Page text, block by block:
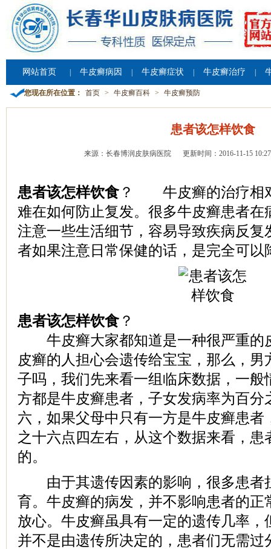
网站首页 牛皮癣病因 牛皮癣症状 牛皮癣治疗
您现在所在位置： 首页 > 牛皮癣百科 > 牛皮癣预防
患者该怎样饮食
来源：长春博润皮肤病医院 更新时间：2016-11-15
患者该怎样饮食 ？ 牛皮癣的治疗相
难在如何防止复发。很多牛皮癣患者在
注意一些生活细节，容易导致疾病反复
者如果注意日常保健的话，是完全可以
患者该怎样饮食 ？
牛皮癣大家都知道是一种很严重的
皮癣的人担心会遗传给宝宝，那么，男
子吗，我们先来看一组临床数据，一般
方都是牛皮癣患者，子女发病率为百分
六，如果父母中只有一方是牛皮癣患者
之十六点四左右，从这个数据来看，患
的。
由于其遗传因素的影响，很多患者
育。牛皮癣的病发，并不影响患者的正
放心。牛皮癣虽具有一定的遗传几率，
并不是由遗传所决定的，患者们无需过